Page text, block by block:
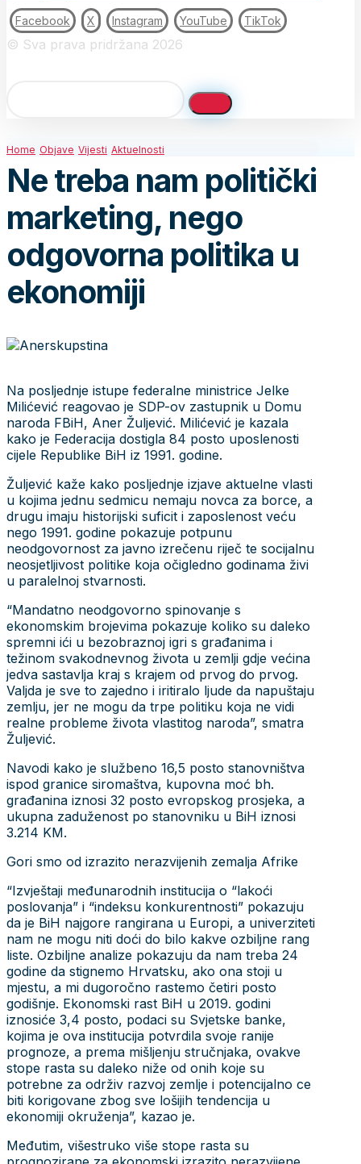
Facebook X Instagram YouTube TikTok
© Sva prava pridržana 2026
Home Objave Vijesti Aktuelnosti
Ne treba nam politički
marketing, nego
odgovorna politika u
ekonomiji
Na posljednje istupe federalne ministrice Jelke
Milićević reagovao je SDP-ov zastupnik u Domu
naroda FBiH, Aner Žuljević. Milićević je kazala
kako je Federacija dostigla 84 posto uposlenosti
cijele Republike BiH iz 1991. godine.
Žuljević kaže kako posljednje izjave aktuelne vlasti
u kojima jednu sedmicu nemaju novca za borce, a
drugu imaju historijski suficit i zaposlenost veću
nego 1991. godine pokazuje potpunu
neodgovornost za javno izrečenu riječ te socijalnu
neosjetljivost politike koja očigledno godinama živi
u paralelnoj stvarnosti.
“Mandatno neodgovorno spinovanje s
ekonomskim brojevima pokazuje koliko su daleko
spremni ići u bezobraznoj igri s građanima i
težinom svakodnevnog života u zemlji gdje većina
jedva sastavlja kraj s krajem od prvog do prvog.
Valjda je sve to zajedno i iritiralo ljude da napuštaju
zemlju, jer ne mogu da trpe politiku koja ne vidi
realne probleme života vlastitog naroda”, smatra
Žuljević.
Navodi kako je službeno 16,5 posto stanovništva
ispod granice siromaštva, kupovna moć bh.
građanina iznosi 32 posto evropskog prosjeka, a
ukupna zaduženost po stanovniku u BiH iznosi
3.214 KM.
Gori smo od izrazito nerazvijenih zemalja Afrike
“Izvještaji međunarodnih institucija o “lakoći
poslovanja” i “indeksu konkurentnosti” pokazuju
da je BiH najgore rangirana u Europi, a univerziteti
nam ne mogu niti doći do bilo kakve ozbiljne rang
liste. Ozbiljne analize pokazuju da nam treba 24
godine da stignemo Hrvatsku, ako ona stoji u
mjestu, a mi dugoročno rastemo četiri posto
godišnje. Ekonomski rast BiH u 2019. godini
iznosiće 3,4 posto, podaci su Svjetske banke,
kojima je ova institucija potvrdila svoje ranije
prognoze, a prema mišljenju stručnjaka, ovakve
stope rasta su daleko niže od onih koje su
potrebne za održiv razvoj zemlje i potencijalno ce
biti korigovane zbog sve lošijih tendencija u
ekonomiji okruženja”, kazao je.
Međutim, višestruko više stope rasta su